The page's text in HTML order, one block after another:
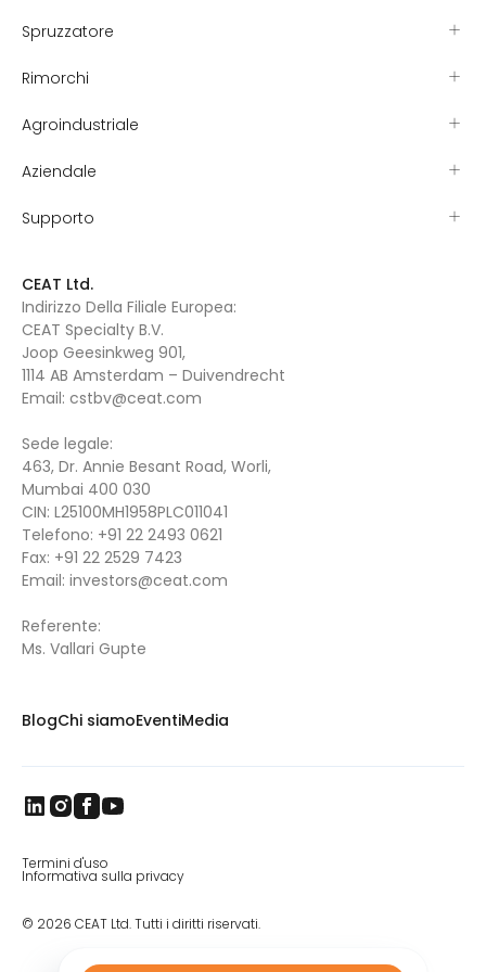
Spruzzatore
Rimorchi
Agroindustriale
Aziendale
Supporto
CEAT Ltd.
Indirizzo Della Filiale Europea:
CEAT Specialty B.V.
Joop Geesinkweg 901,
1114 AB Amsterdam – Duivendrecht
Email: cstbv@ceat.com
Sede legale:
463, Dr. Annie Besant Road, Worli,
Mumbai 400 030
CIN: L25100MH1958PLC011041
Telefono: +91 22 2493 0621
Fax: +91 22 2529 7423
Email: investors@ceat.com
Referente:
Ms. Vallari Gupte
BlogChi siamoEventiMedia
© 2026 CEAT Ltd. Tutti i diritti riservati.
Termini d'uso
Informativa sulla privacy